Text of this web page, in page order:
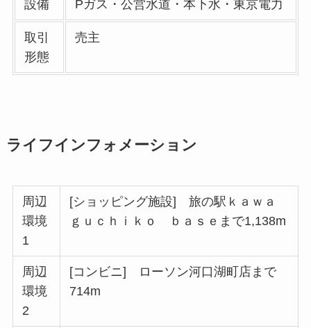
設備 Pガス・公営水道・本下水・東京電力
取引
形態
売主
ライフインフォメーション
周辺
環境
1
[ショッピング施設] 旅の駅ｋａｗａ
ｇｕｃｈｉｋｏ ｂａｓｅまで1,138m
周辺
環境
2
[コンビニ] ローソン河口湖町店まで
714m